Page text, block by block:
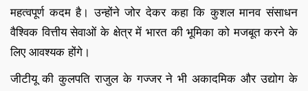
महत्वपूर्ण कदम है। उन्होंने जोर देकर कहा कि कुशल मानव संसाधन
वैश्विक वित्तीय सेवाओं के क्षेत्र में भारत की भूमिका को मजबूत करने के
लिए आवश्यक होंगे।
जीटीयू की कुलपति राजुल के गज्जर ने भी अकादमिक और उद्योग के